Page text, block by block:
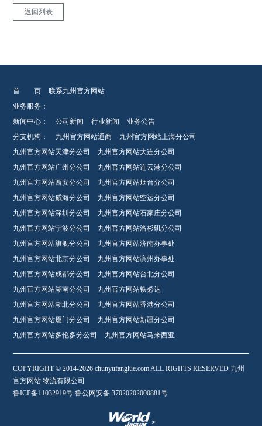
返回列表
首 页
联系九州官方网站
业务服务：
新闻中心：
公司新闻 行业新闻
业务公告
分支机构：
九州官方网站通商
九州官方网站上海分公司
九州官方网站天津分公司
九州官方网站大连分公司
九州官方网站广州分公司
九州官方网站连云港分公司
九州官方网站西安分公司
九州官方网站烟台分公司
九州官方网站威海分公司
九州官方网站空运分公司
九州官方网站深圳分公司
九州官方网站石家庄分公司
九州官方网站宁波分公司
九州官方网站洛杉矶分公司
九州官方网站旗舰分公司
九州官方网站济南办事处
九州官方网站北京分公司
九州官方网站滨州办事处
九州官方网站成都分公司
九州官方网站台北分公司
九州官方网站湖南分公司
九州官方网站铁必达
九州官方网站湖北分公司
九州官方网站香港分公司
九州官方网站厦门分公司
九州官方网站新疆分公司
九州官方网站多伦多分公司
九州官方网站马来西亚
COPYRIGHT © 2014-2026 chunyufanglue.com ALL RIGHTS RESERVED 九州
官方网站 物流有限公司
鲁ICP备11032919号 鲁公网安备 37020202000881号